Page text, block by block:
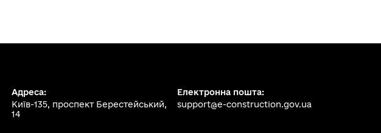
Адреса:
Київ-135, проспект Берестейський,
14
Електронна пошта:
support@e-construction.gov.ua